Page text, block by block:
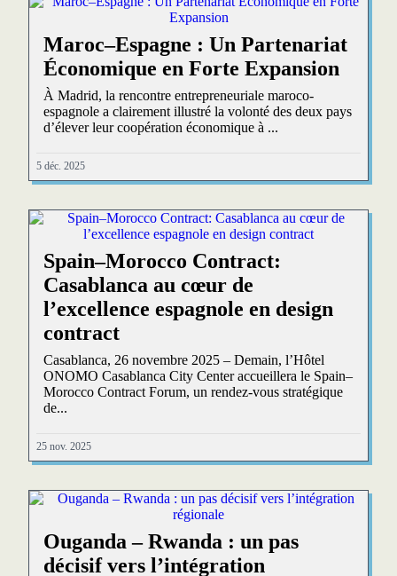
Maroc–Espagne : Un Partenariat
Économique en Forte Expansion
À Madrid, la rencontre entrepreneuriale maroco-
espagnole a clairement illustré la volonté des deux pays
d’élever leur coopération économique à ...
5 déc. 2025
Spain–Morocco Contract:
Casablanca au cœur de
l’excellence espagnole en design
contract
Casablanca, 26 novembre 2025 – Demain, l’Hôtel
ONOMO Casablanca City Center accueillera le Spain–
Morocco Contract Forum, un rendez-vous stratégique
de...
25 nov. 2025
Ouganda – Rwanda : un pas
décisif vers l’intégration